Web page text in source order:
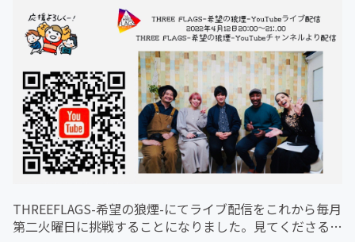
THREEFLAGS-希望の狼煙-にてライブ配信をこれから毎月
第二火曜日に挑戦することになりました。見てくださる